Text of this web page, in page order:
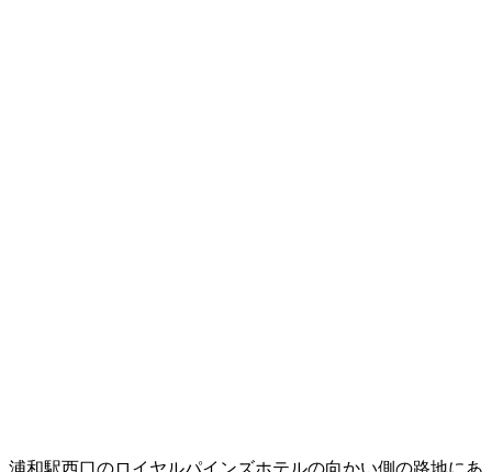
浦和駅西口のロイヤルパインズホテルの向かい側の路地にあ